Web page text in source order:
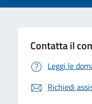
Contatta il
Leggi le
Richiedi